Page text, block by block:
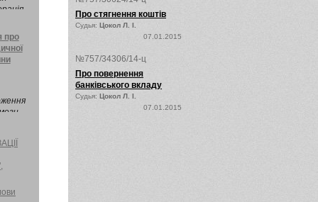
Про стягнення коштів
Судья: Цокол Л. І.
07.01.2015
№757/34306/14-ц
Про повернення
банківського вкладу
Судья: Цокол Л. І.
07.01.2015
...
про